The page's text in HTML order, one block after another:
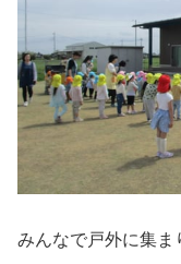
みんなで戸外に集ま